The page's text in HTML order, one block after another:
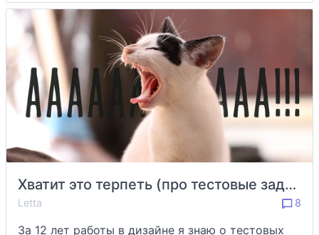
Хватит это терпеть (про тестовые задания)
Letta 8
За 12 лет работы в дизайне я знаю о тестовых